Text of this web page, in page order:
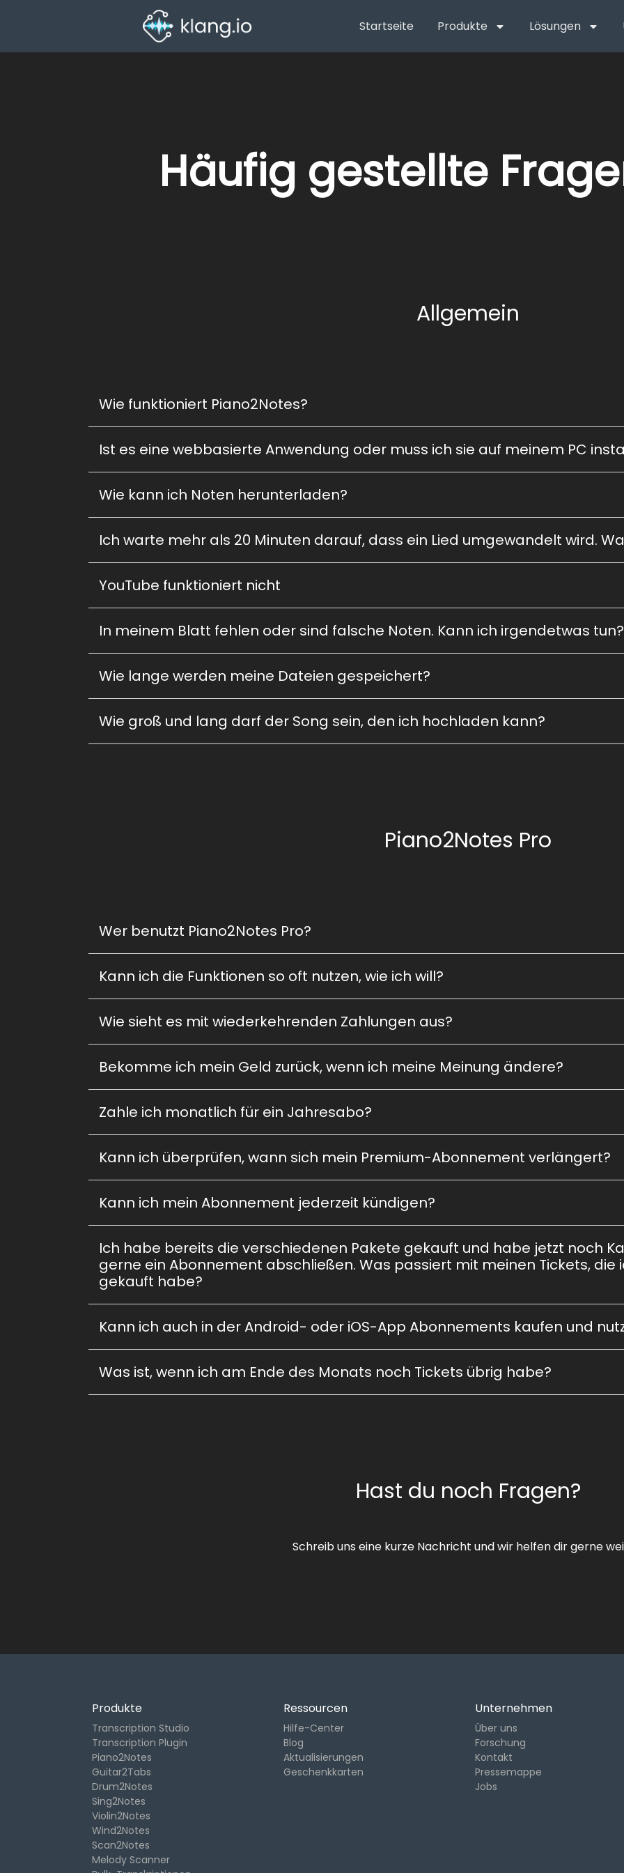
Startseite Produkte Lösungen
Häufig gestellte
Allgemein
Wie funktioniert Piano2Notes?
Ist es eine webbasierte Anwendung oder muss ich sie auf meinem PC
Wie kann ich Noten herunterladen?
Ich warte mehr als 20 Minuten darauf, dass ein Lied umgewandelt wird.
YouTube funktioniert nicht
In meinem Blatt fehlen oder sind falsche Noten. Kann ich irgendetwas tun?
Wie lange werden meine Dateien gespeichert?
Wie groß und lang darf der Song sein, den ich hochladen kann?
Piano2Notes Pro
Wer benutzt Piano2Notes Pro?
Kann ich die Funktionen so oft nutzen, wie ich will?
Wie sieht es mit wiederkehrenden Zahlungen aus?
Bekomme ich mein Geld zurück, wenn ich meine Meinung ändere?
Zahle ich monatlich für ein Jahresabo?
Kann ich überprüfen, wann sich mein Premium-Abonnement verlängert?
Kann ich mein Abonnement jederzeit kündigen?
Ich habe bereits die verschiedenen Pakete gekauft und habe jetzt noch
gerne ein Abonnement abschließen. Was passiert mit meinen Tickets, die
gekauft habe?
Kann ich auch in der Android- oder iOS-App Abonnements kaufen und
Was ist, wenn ich am Ende des Monats noch Tickets übrig habe?
Hast du noch Fragen?
Schreib uns eine kurze Nachricht und wir helfen dir gerne
Produkte
Transcription Studio
Transcription Plugin
Piano2Notes
Guitar2Tabs
Drum2Notes
Sing2Notes
Violin2Notes
Wind2Notes
Scan2Notes
Melody Scanner
Ressourcen
Hilfe-Center
Blog
Aktualisierungen
Geschenkkarten
Unternehmen
Über uns
Forschung
Kontakt
Pressemappe
Jobs